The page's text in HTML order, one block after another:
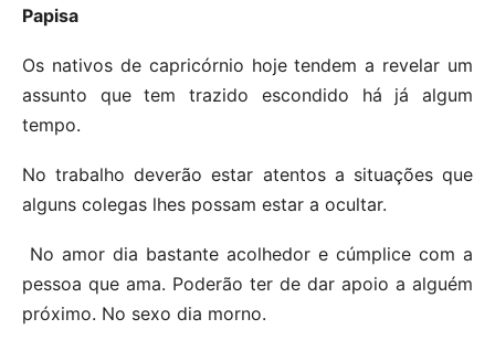
Papisa
Os nativos de capricórnio hoje tendem a revelar um
assunto que tem trazido escondido há já algum
tempo.
No trabalho deverão estar atentos a situações que
alguns colegas lhes possam estar a ocultar.
No amor dia bastante acolhedor e cúmplice com a
pessoa que ama. Poderão ter de dar apoio a alguém
próximo. No sexo dia morno.